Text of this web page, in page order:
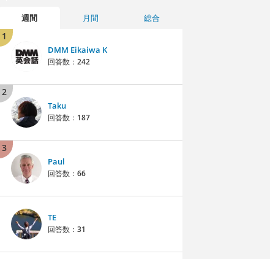
週間 月間 総合
1
DMM Eikaiwa K
回答数： 242
2
Taku
回答数： 187
3
Paul
回答数： 66
TE
回答数： 31